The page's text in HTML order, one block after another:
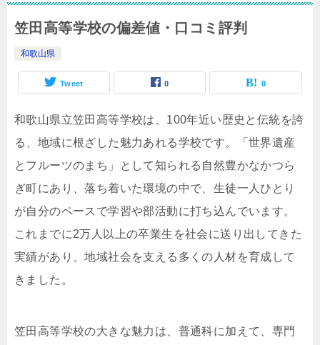
笠田高等学校の偏差値・口コミ評判
和歌山県
Tweet 0 0
和歌山県立笠田高等学校は、100年近い歴史と伝統を誇
る、地域に根ざした魅力あれる学校です。「世界遺産
とフルーツのまち」として知られる自然豊かなかつら
ぎ町にあり、落ち着いた環境の中で、生徒一人ひとり
が自分のペースで学習や部活動に打ち込んでいます。
これまでに2万人以上の卒業生を社会に送り出してきた
実績があり、地域社会を支える多くの人材を育成して
きました。
笠田高等学校の大きな魅力は、普通科に加えて、専門